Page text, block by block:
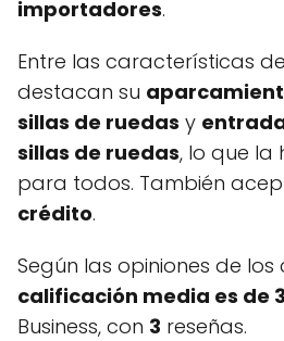
importadores.
Entre las características
destacan su
sillas de ruedas y
sillas de ruedas, lo que la
para todos. También
crédito.
Según las opiniones de los
calificación media es de
Business, con 3 reseñas.